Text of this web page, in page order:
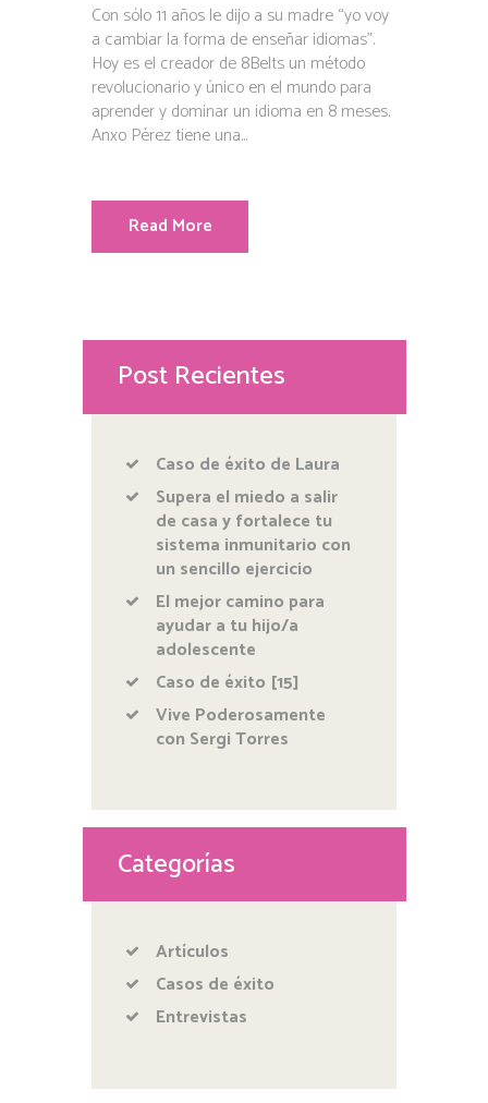
Con sólo 11 años le dijo a su madre “yo voy
a cambiar la forma de enseñar idiomas”.
Hoy es el creador de 8Belts un método
revolucionario y único en el mundo para
aprender y dominar un idioma en 8 meses.
Anxo Pérez tiene una...
Read More
Post Recientes
Caso de éxito de Laura
Supera el miedo a salir
de casa y fortalece tu
sistema inmunitario con
un sencillo ejercicio
El mejor camino para
ayudar a tu hijo/a
adolescente
Caso de éxito [15]
Vive Poderosamente
con Sergi Torres
Categorías
Artículos
Casos de éxito
Entrevistas